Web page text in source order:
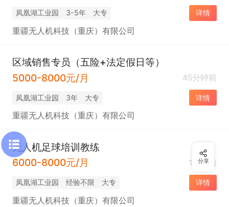
凤凰湖工业园 3-5年 大专 详情
重疆无人机科技（重庆）有限公司
区域销售专员（五险+法定假日等）
5000-8000元/月
45分钟前
凤凰湖工业园 3年 大专 详情
重疆无人机科技（重庆）有限公司
无人机足球培训教练
6000-8000元/月
1小时前
凤凰湖工业园 经验不限 大专 详情
重疆无人机科技（重庆）有限公司
分享